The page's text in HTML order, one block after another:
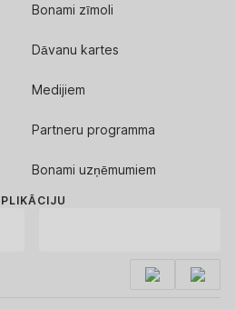
Bonami zīmoli
Dāvanu kartes
Medijiem
Partneru programma
Bonami uzņēmumiem